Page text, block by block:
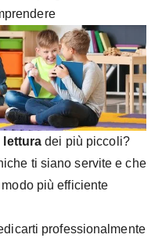
lettura dei più piccoli?
ti siano servite e che
più efficiente
professionalmente